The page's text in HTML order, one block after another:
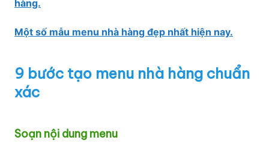
hàng.
Một số mẫu menu nhà hàng đẹp nhất hiện nay.
9 bước tạo menu nhà hàng chuẩn
xác
Soạn nội dung menu